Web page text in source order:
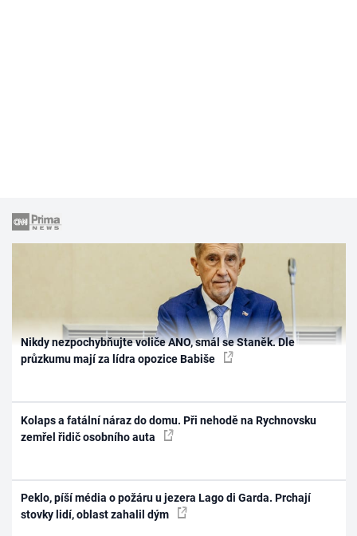
Nikdy nezpochybňujte voliče ANO, smál se Staněk. Dle
průzkumu mají za lídra opozice Babiše
Kolaps a fatální náraz do domu. Při nehodě na Rychnovsku
zemřel řidič osobního auta
Peklo, píší média o požáru u jezera Lago di Garda. Prchají
stovky lidí, oblast zahalil dým